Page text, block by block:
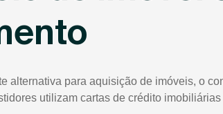
alternativa para aquisição de imóveis, o
utilizam cartas de crédito